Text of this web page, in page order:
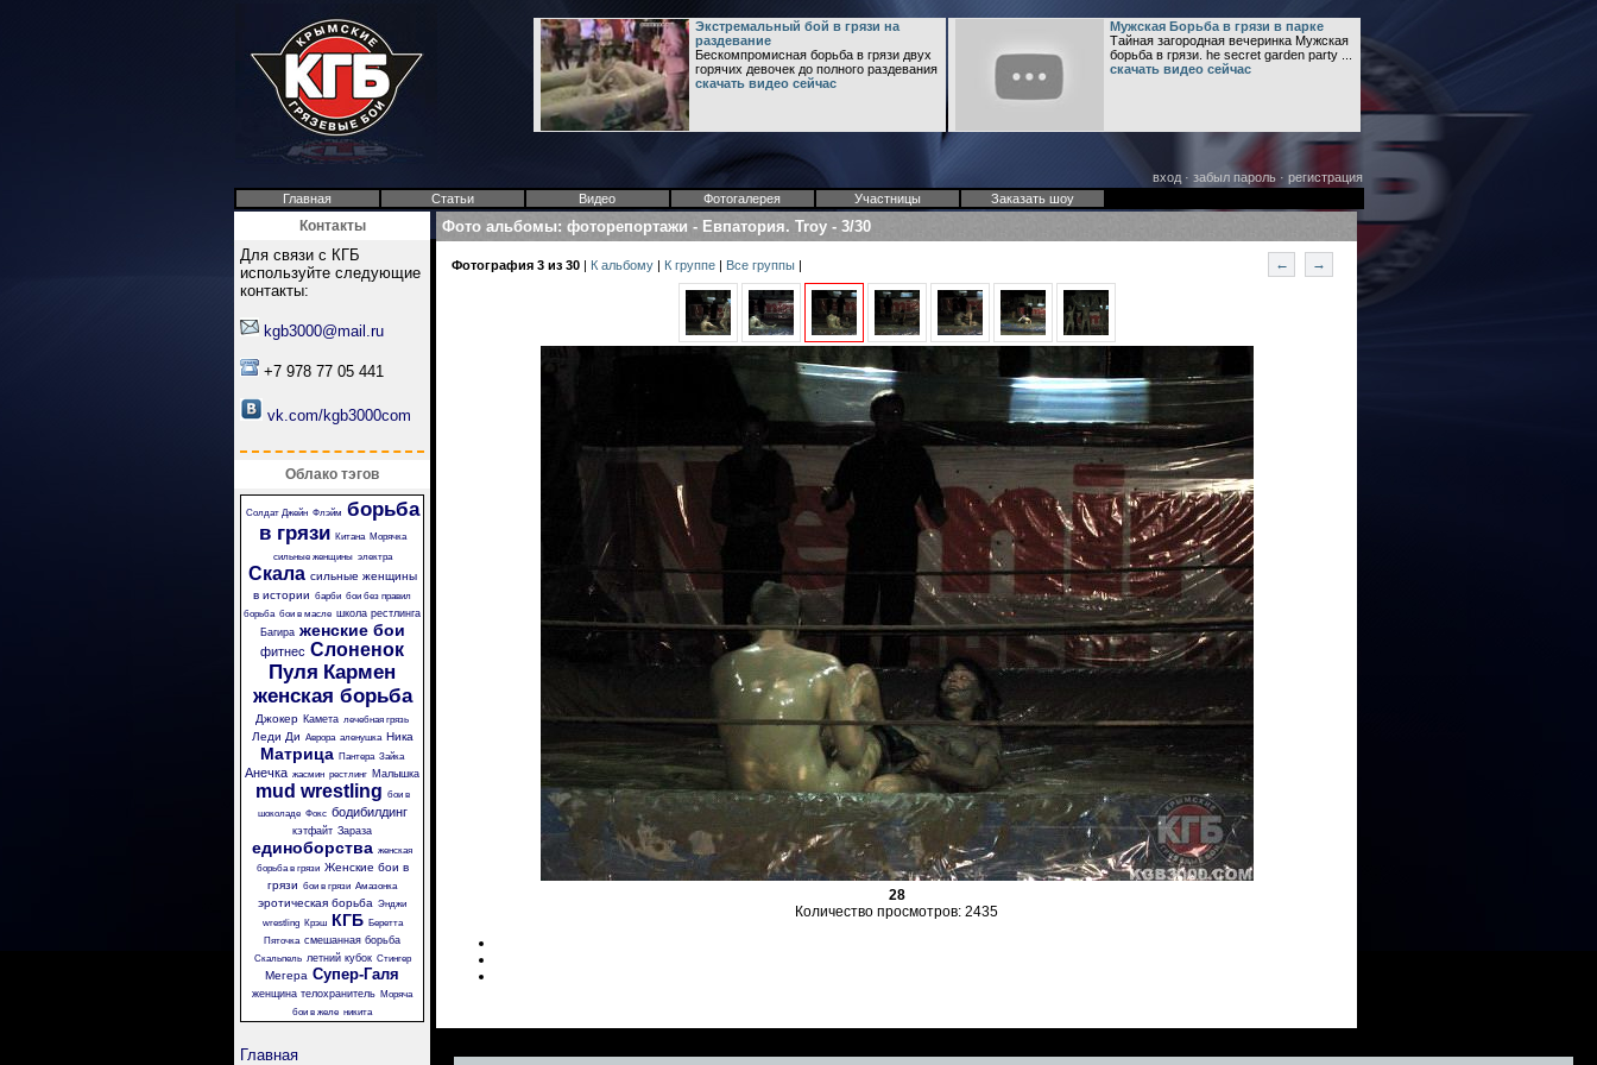
Экстремальный бой в грязи на
раздевание
Бескомпромисная борьба в грязи двух
горячих девочек до полного раздевания
скачать видео сейчас
Мужская Борьба в грязи в парке
Тайная загородная вечеринка Мужская
борьба в грязи. he secret garden party ...
скачать видео сейчас
вход· забыл пароль· регистрация
Главная
Статьи Видео Фотогалерея Участницы Заказать шоу
Контакты
Для связи с КГБ
используйте следующие
контакты:
kgb3000@mail.ru
+7 978 77 05 441
vk.com/kgb3000com
Облако тэгов
Солдат Джейн Флэйм борьба
в грязи
Китана
Морячка
сильные женщины электра
Скала сильные женщины
в истории барби бои без правил
борьба бои в масле школа рестлинга
Багира женские бои
фитнес Слоненок
Пуля Кармен
женская борьба
Джокер Камета лечебная грязь
Леди Ди Аврора аленушка Ника
Матрица Пантера Зайка
Анечка жасмин рестлинг Малышка
mud wrestling бои в
шоколаде Фокс бодибилдинг
кэтфайт Зараза
единоборства женская
борьба в грязи Женские бои в
грязи бои в грязи Амазонка
эротическая борьба Энджи
wrestling
Крэш КГБ
Беретта
Пяточка смешанная борьба
Скальпель летний кубок Стингер
Мегера Супер-Галя
женщина телохранитель Моряча
бои в желе никита
Главная
Фото альбомы: фоторепортажи - Евпатория. Troy - 3/30
Фотография 3 из 30 | К альбому | К группе | Все группы | ← →
28
Количество просмотров: 2435